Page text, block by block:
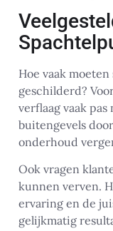
Hoe vaak
geschilderd?
verflaag vaak
buitengevels
onderhoud
Ook vragen
kunnen verven.
ervaring en de
gelijkmatig